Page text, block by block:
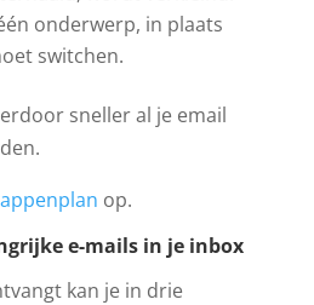
onderwerp, in plaats
switchen.
sneller al je email
op.
e-mails in je inbox
kan je in drie